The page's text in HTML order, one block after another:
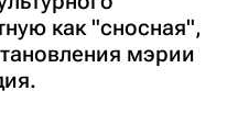
как "сносная",
мэрии